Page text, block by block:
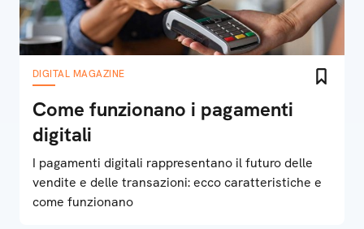
DIGITAL MAGAZINE
Come funzionano i pagamenti
digitali
I pagamenti digitali rappresentano il futuro delle
vendite e delle transazioni: ecco caratteristiche e
come funzionano